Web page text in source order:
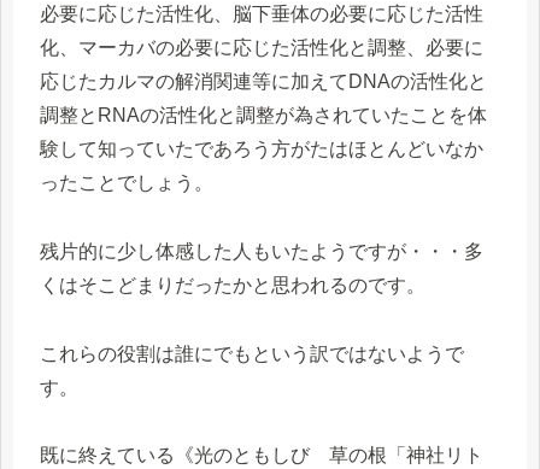
必要に応じた活性化、脳下垂体の必要に応じた活性
化、マーカバの必要に応じた活性化と調整、必要に
応じたカルマの解消関連等に加えてDNAの活性化と
調整とRNAの活性化と調整が為されていたことを体
験して知っていたであろう方がたはほとんどいなか
ったことでしょう。
残片的に少し体感した人もいたようですが・・・多
くはそこどまりだったかと思われるのです。
これらの役割は誰にでもという訳ではないようで
す。
既に終えている《光のともしび 草の根「神社リト